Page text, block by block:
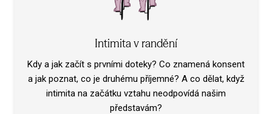
Intimita v randění
Kdy a jak začít s prvními doteky? Co znamená konsent
a jak poznat, co je druhému příjemné? A co dělat, když
intimita na začátku vztahu neodpovídá našim
představám?